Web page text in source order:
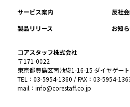
サービス案内
反社
製品リリース
お知
コアスタッフ株式会社
〒171-0022
東京都豊島区南池袋1-16-15 ダイヤゲー
TEL：03-5954-1360 / FAX：03-5954-
mail：info@corestaff.co.jp